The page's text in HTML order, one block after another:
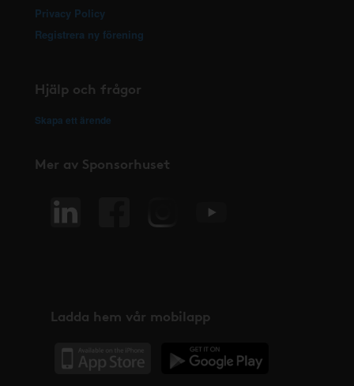
Privacy Policy
Registrera ny förening
Hjälp och frågor
Skapa ett ärende
Mer av Sponsorhuset
Ladda hem vår mobilapp